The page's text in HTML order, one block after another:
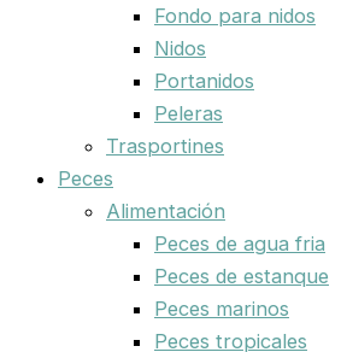
Fondo para nidos
Nidos
Portanidos
Peleras
Trasportines
Peces
Alimentación
Peces de agua fria
Peces de estanque
Peces marinos
Peces tropicales